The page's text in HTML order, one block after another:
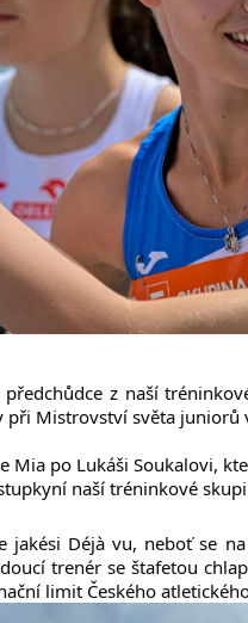
z naší
při Mistrovství světa
Mia po Lukáši Soukalovi,
naší tréninkové
jakési Déjà vu, neboť se
trenér se štafetou
limit Českého